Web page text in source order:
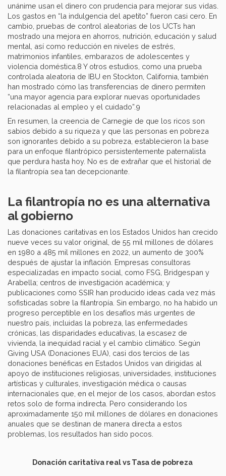
unánime usan el dinero con prudencia para mejorar sus vidas.
Los gastos en “la indulgencia del apetito” fueron casi cero. En
cambio, pruebas de control aleatorias de los UCTs han
mostrado una mejora en ahorros, nutrición, educación y salud
mental, así como reducción en niveles de estrés,
matrimonios infantiles, embarazos de adolescentes y
violencia doméstica.8 Y otros estudios, como una prueba
controlada aleatoria de IBU en Stockton, California, también
han mostrado cómo las transferencias de dinero permiten
“una mayor agencia para explorar nuevas oportunidades
relacionadas al empleo y el cuidado”.9
En resumen, la creencia de Carnegie de que los ricos son
sabios debido a su riqueza y que las personas en pobreza
son ignorantes debido a su pobreza, establecieron la base
para un enfoque filantrópico persistentemente paternalista
que perdura hasta hoy. No es de extrañar que el historial de
la filantropía sea tan decepcionante.
La filantropía no es una alternativa
al gobierno
Las donaciones caritativas en los Estados Unidos han crecido
nueve veces su valor original, de 55 mil millones de dólares
en 1980 a 485 mil millones en 2022, un aumento de 300%
después de ajustar la inflación. Empresas consultoras
especializadas en impacto social, como FSG, Bridgespan y
Arabella; centros de investigación académica; y
publicaciones como SSIR han producido ideas cada vez más
sofisticadas sobre la filantropía. Sin embargo, no ha habido un
progreso perceptible en los desafíos más urgentes de
nuestro país, incluidas la pobreza, las enfermedades
crónicas, las disparidades educativas, la escasez de
vivienda, la inequidad racial y el cambio climático. Según
Giving USA (Donaciones EUA), casi dos tercios de las
donaciones benéficas en Estados Unidos van dirigidas al
apoyo de instituciones religiosas, universidades, instituciones
artísticas y culturales, investigación médica o causas
internacionales que, en el mejor de los casos, abordan estos
retos solo de forma indirecta. Pero considerando los
aproximadamente 150 mil millones de dólares en donaciones
anuales que se destinan de manera directa a estos
problemas, los resultados han sido pocos.
Donación caritativa real vs Tasa de pobreza